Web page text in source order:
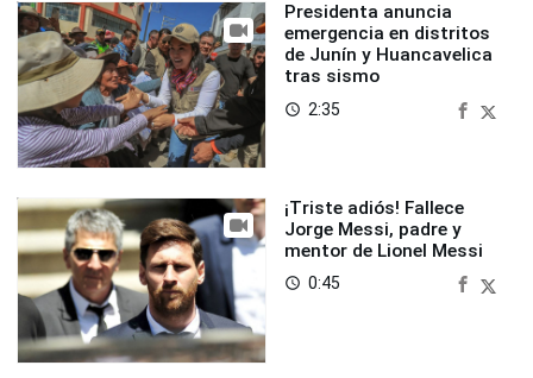
Presidenta anuncia
emergencia en distritos
de Junín y Huancavelica
tras sismo
access_time 2:35
¡Triste adiós! Fallece
Jorge Messi, padre y
mentor de Lionel Messi
access_time 0:45